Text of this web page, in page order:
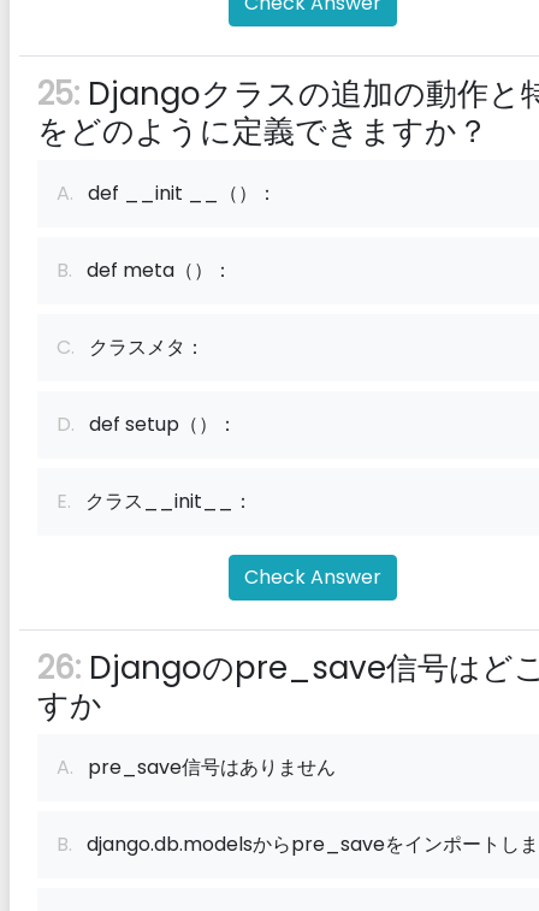
25: Djangoクラスの追加の動作と
をどのように定義できますか？
A. def __init __（）：
B. def meta（）：
C. クラスメタ：
D. def setup（）：
E. クラス__init__：
Check Answer
26: Djangoのpre_save信号はど
すか
A. pre_save信号はありません
B. django.db.modelsからpre_saveをインポートし